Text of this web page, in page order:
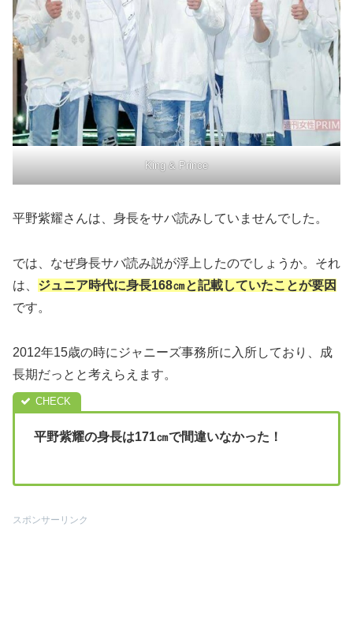
King & Prince
平野紫耀さんは、身長をサバ読みしていませんでした。
では、なぜ身長サバ読み説が浮上したのでしょうか。それ
は、 ジュニア時代に身長168㎝と記載していたことが要因
です。
2012年15歳の時にジャニーズ事務所に入所しており、成
長期だっとと考えらえます。
平野紫耀の身長は171㎝で間違いなかった！
スポンサーリンク